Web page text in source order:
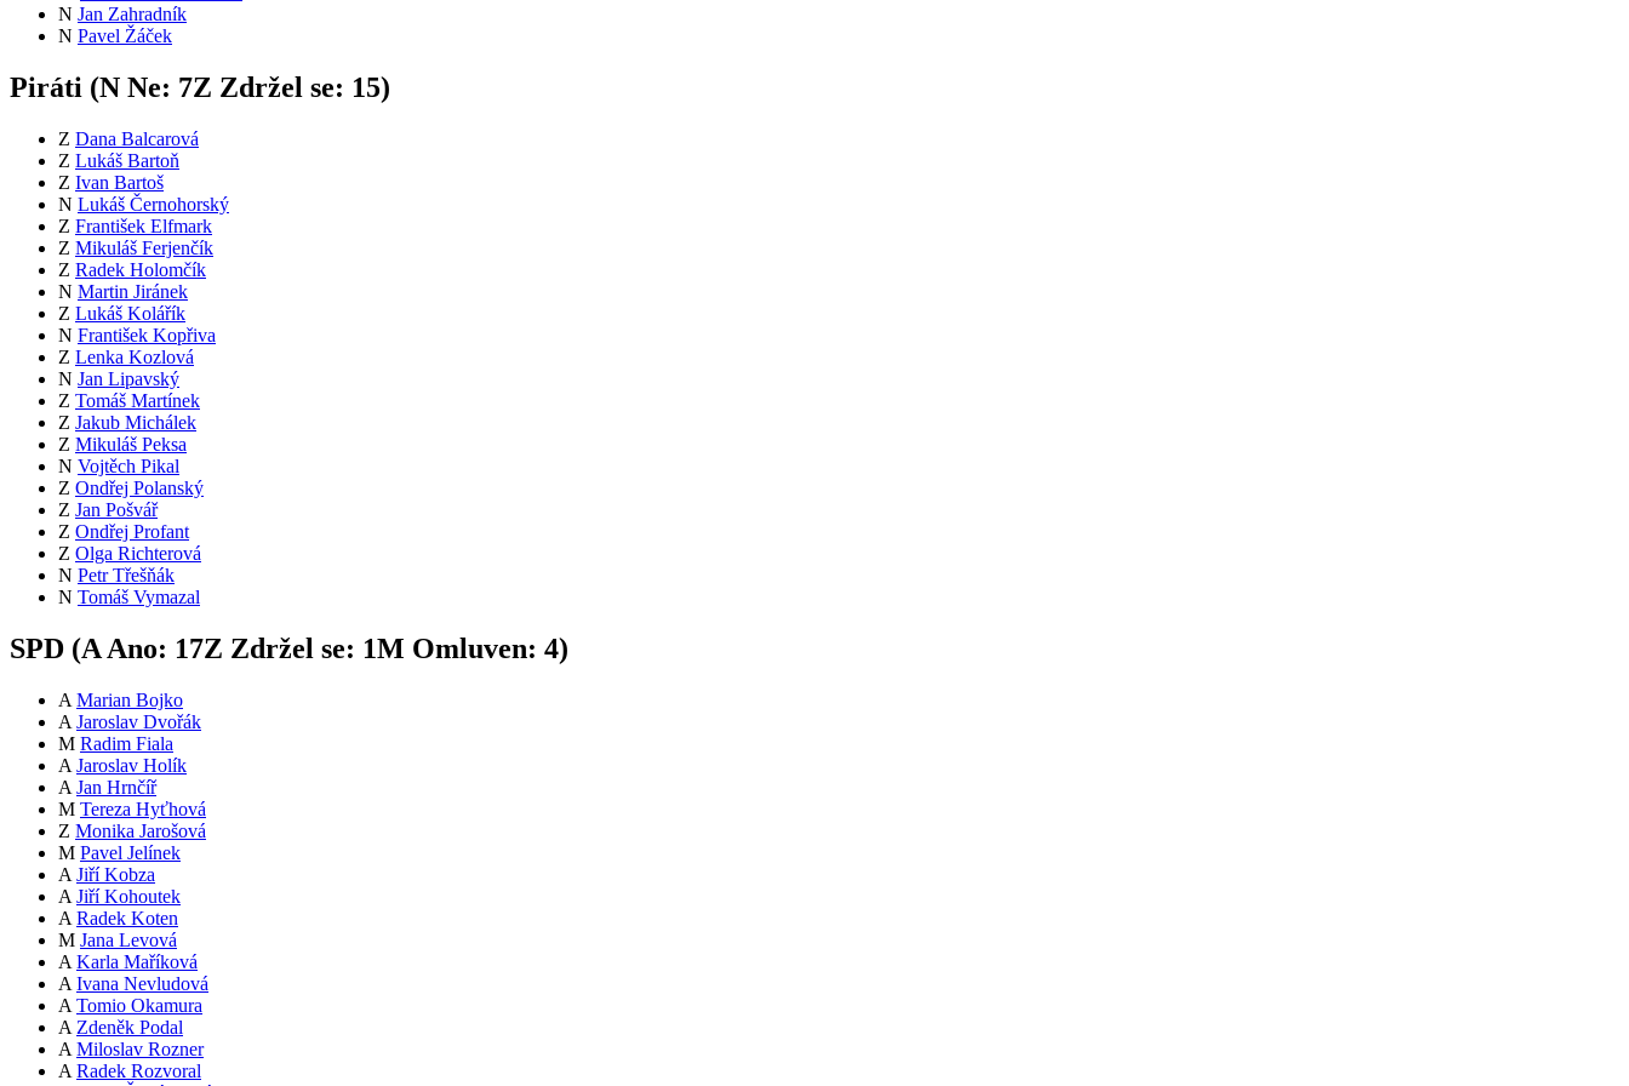
N Jan Zahradník
N Pavel Žáček
Piráti (N Ne: 7Z Zdržel se: 15)
Z Dana Balcarová
Z Lukáš Bartoň
Z Ivan Bartoš
N Lukáš Černohorský
Z František Elfmark
Z Mikuláš Ferjenčík
Z Radek Holomčík
N Martin Jiránek
Z Lukáš Kolářík
N František Kopřiva
Z Lenka Kozlová
N Jan Lipavský
Z Tomáš Martínek
Z Jakub Michálek
Z Mikuláš Peksa
N Vojtěch Pikal
Z Ondřej Polanský
Z Jan Pošvář
Z Ondřej Profant
Z Olga Richterová
N Petr Třešňák
N Tomáš Vymazal
SPD (A Ano: 17Z Zdržel se: 1M Omluven: 4)
A Marian Bojko
A Jaroslav Dvořák
M Radim Fiala
A Jaroslav Holík
A Jan Hrnčíř
M Tereza Hyťhová
Z Monika Jarošová
M Pavel Jelínek
A Jiří Kobza
A Jiří Kohoutek
A Radek Koten
M Jana Levová
A Karla Maříková
A Ivana Nevludová
A Tomio Okamura
A Zdeněk Podal
A Miloslav Rozner
A Radek Rozvoral